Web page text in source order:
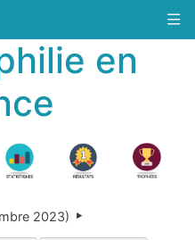
en
2023)